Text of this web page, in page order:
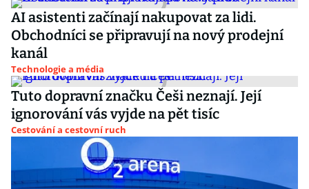
AI asistenti začínají nakupovat za lidi.
Obchodníci se připravují na nový prodejní
kanál
Technologie a média
Tuto dopravní značku Češi neznají. Její
ignorování vás vyjde na pět tisíc
Cestování a cestovní ruch